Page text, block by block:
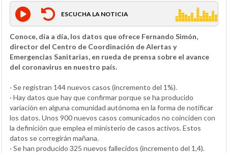
ESCUCHA LA NOTICIA
Conoce, día a día, los datos que ofrece Fernando Simón,
director del Centro de Coordinación de Alertas y
Emergencias Sanitarias, en rueda de prensa sobre el avance
del coronavirus en nuestro país.
· Se registran 144 nuevos casos (incremento del 1%).
· Hay datos que hay que confirmar porque se ha producido
variación en alguna comunidad autónoma en la forma de notificar
los datos. Unos 900 nuevos casos comunicados no coinciden con
la definición que emplea el ministerio de casos activos. Estos
datos se corregirán mañana.
· Se han producido 325 nuevos fallecidos (incremento del 1,4).